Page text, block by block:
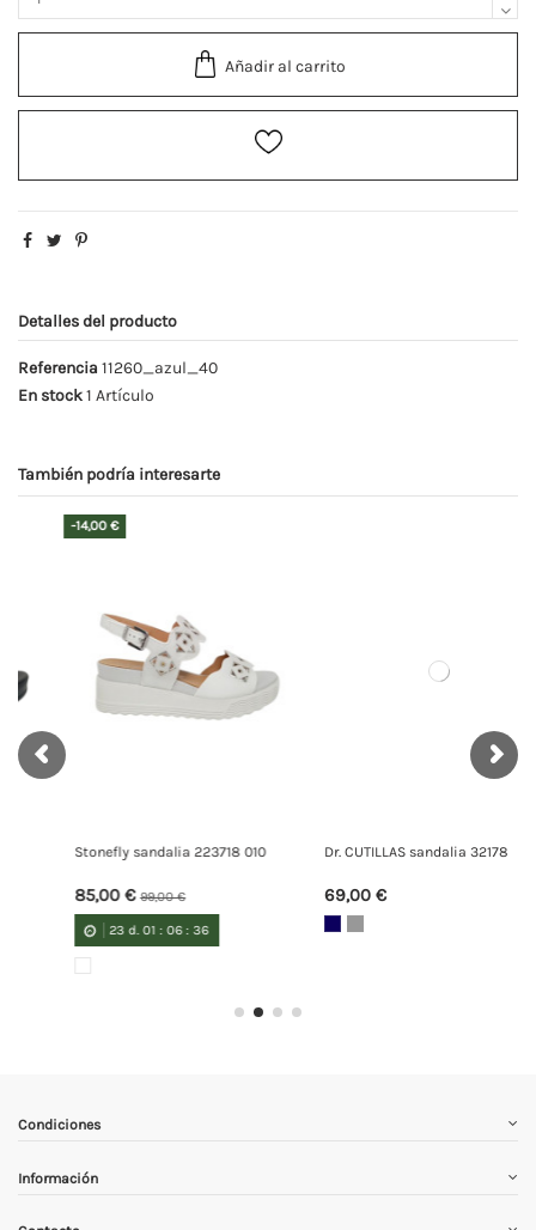
Añadir al carrito
Detalles del producto
Referencia 11260_azul_40
En stock1 Artículo
También podría interesarte
Dr. CUTILLAS sandalia 32178
69,00 €
PITILLOS sandalia 11262
69,00 €
Condiciones
Información